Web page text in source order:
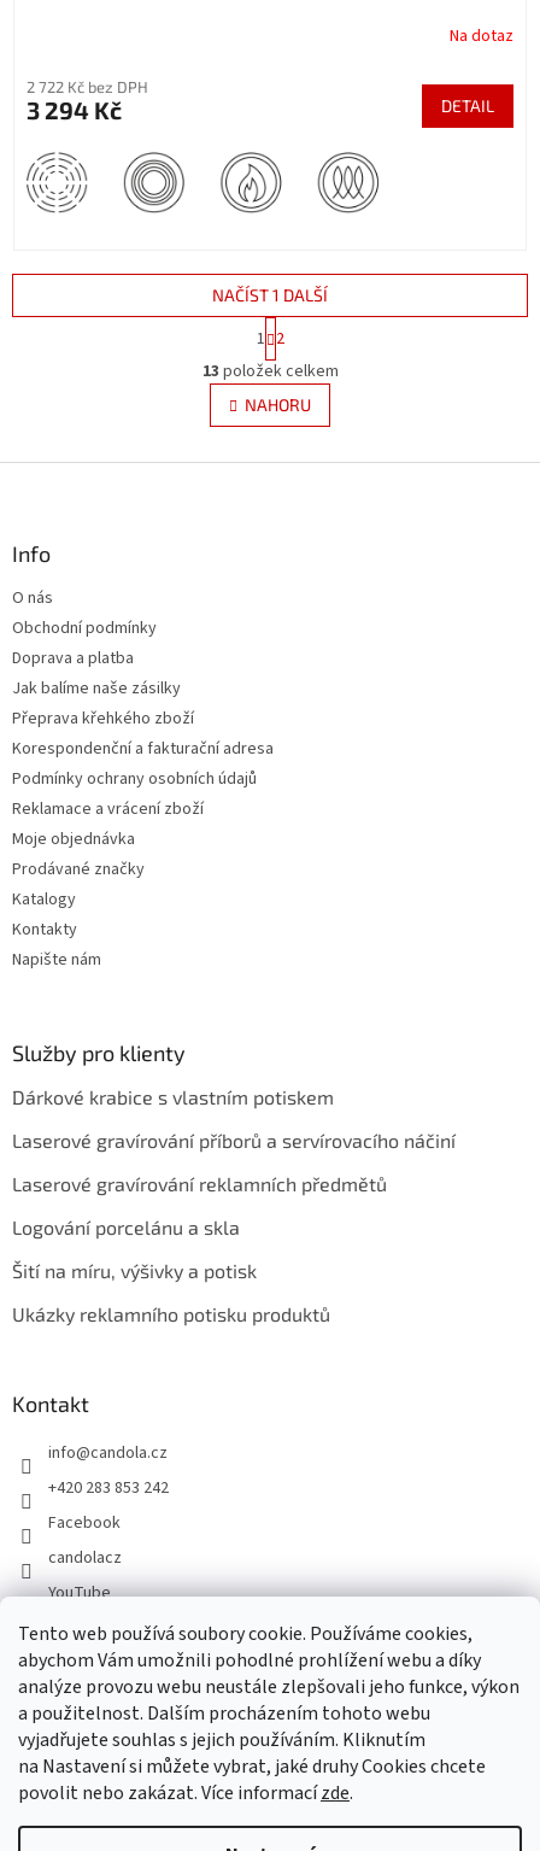
Tento web používá soubory cookie. Používáme cookies,
abychom Vám umožnili pohodlné prohlížení webu a díky
analýze provozu webu neustále zlepšovali jeho funkce, výkon
a použitelnost. Dalším procházením tohoto webu
vyjadřujete souhlas s jejich používáním. Kliknutím
na Nastavení si můžete vybrat, jaké druhy Cookies chcete
povolit nebo zakázat. Více informacízde.
Na dotaz
2 722 Kč bez DPH
3 294 Kč DETAIL
O
v
l
á
s
NAČÍST 1 DALŠÍ
t
r
á
n
k
v
1 2
13 položek celkem
NAHORU
Info
O nás
Obchodní podmínky
Doprava a platba
Jak balíme naše zásilky
Přeprava křehkého zboží
Korespondenční a fakturační adresa
Podmínky ochrany osobních údajů
Reklamace a vrácení zboží
Moje objednávka
Prodávané značky
Katalogy
Kontakty
Napište nám
Služby pro klienty
Dárkové krabice s vlastním potiskem
Laserové gravírování příborů a servírovacího náčiní
Laserové gravírování reklamních předmětů
Logování porcelánu a skla
Šití na míru, výšivky a potisk
Ukázky reklamního potisku produktů
Kontakt
info@candola.cz
+420 283 853 242
Facebook
candolacz
YouTube
Přijímáme online platby